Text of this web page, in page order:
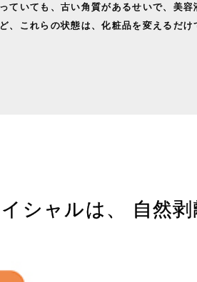
いても、古い角質があるせいで、美
これらの状態は、化粧品を変えるだ
シャルは、 自然